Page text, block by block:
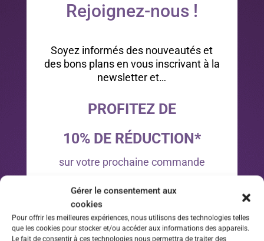
Gérer le consentement aux
cookies
Pour offrir les meilleures expériences, nous utilisons des technologies telles
que les cookies pour stocker et/ou accéder aux informations des appareils.
Le fait de consentir à ces technologies nous permettra de traiter des
Rejoignez-nous !
Soyez informés des nouveautés et
des bons plans en vous inscrivant à la
newsletter et…
PROFITEZ DE
10% DE RÉDUCTION*
sur votre prochaine commande
*Offre valable 30 jours à compter de la date d’inscription
à la newsletter sur votre prochaine commande.